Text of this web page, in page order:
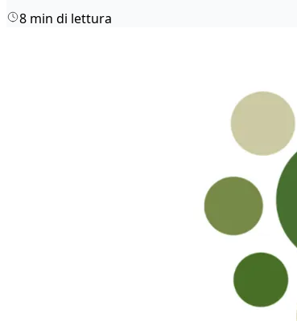
8 min di lettura